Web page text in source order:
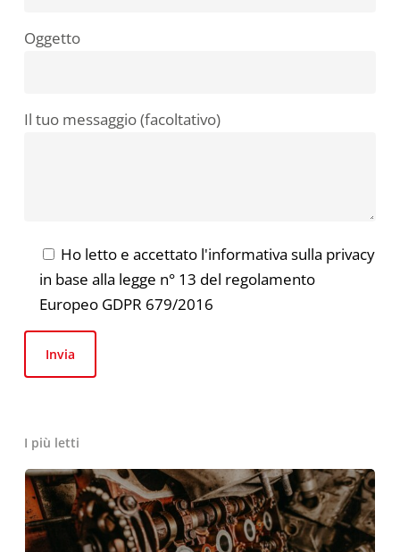
Oggetto
Il tuo messaggio (facoltativo)
Ho letto e accettato l'informativa sulla privacy
in base alla legge n° 13 del regolamento
Europeo GDPR 679/2016
I più letti